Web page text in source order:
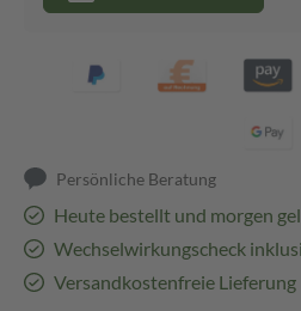
Persönliche Beratung
Heute bestellt und morgen
Wechselwirkungscheck
Versandkostenfreie Lieferung